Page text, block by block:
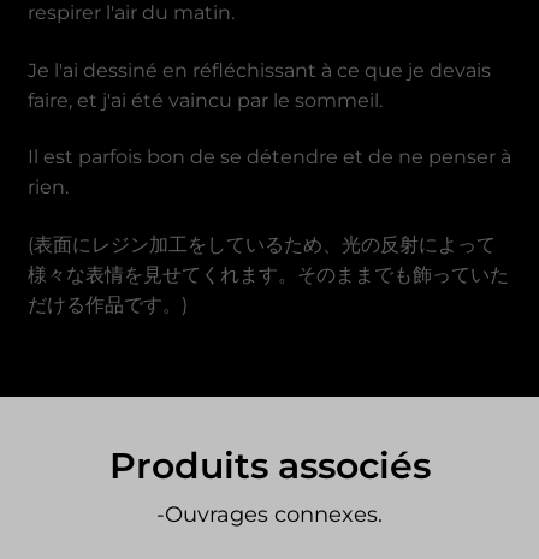
respirer l'air du matin.
Je l'ai dessiné en réfléchissant à ce que je devais
faire, et j'ai été vaincu par le sommeil.
Il est parfois bon de se détendre et de ne penser à
rien.
(表面にレジン加工をしているため、光の反射によって
様々な表情を見せてくれます。そのままでも飾っていた
だける作品です。)
Produits associés
-Ouvrages connexes.